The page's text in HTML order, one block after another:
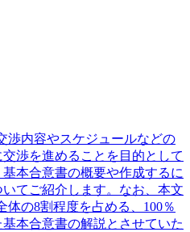
渉内容やスケジュールなどの
渉を進めることを目的として
本合意書の概要や作成するに
てご紹介します。なお、本文
の8割程度を占める、100％
本合意書の解説とさせていた